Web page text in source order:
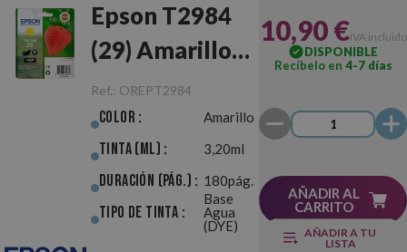
Epson T2984
(29) Amarillo
Original
Ref.: OREPT2984
Color : Amarillo
Tinta (ml) : 3,20ml
Duración (pág.) : 180pág.
Tipo de Tinta :
Base
Agua
(DYE)
10,90 €IVA incluido
DISPONIBLE
Recíbelo en 4-7 días
AÑADIR AL
CARRITO
AÑADIR A TU
LISTA